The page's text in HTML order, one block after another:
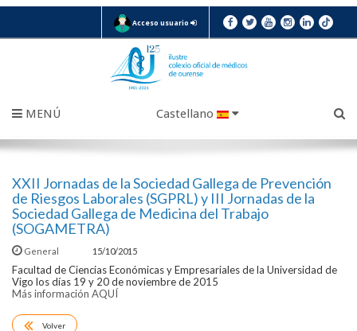
Acceso usuario
MENÚ Castellano
XXII Jornadas de la Sociedad Gallega de Prevención
de Riesgos Laborales (SGPRL) y III Jornadas de la
Sociedad Gallega de Medicina del Trabajo
(SOGAMETRA)
General 15/10/2015
Facultad de Ciencias Económicas y Empresariales de la Universidad de
Vigo los días 19 y 20 de noviembre de 2015
Más información AQUÍ
Volver